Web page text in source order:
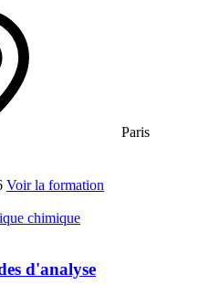
Paris
Voir la formation
chimique
d'analyse